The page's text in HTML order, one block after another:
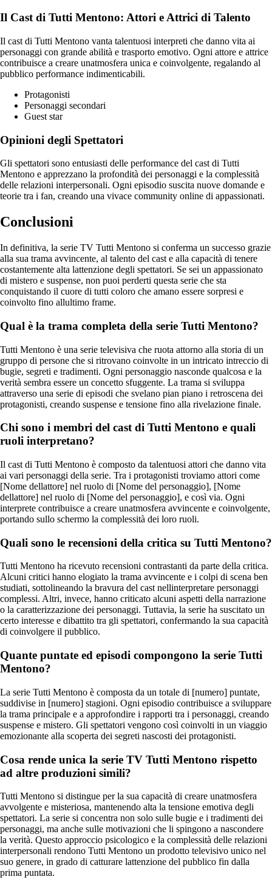
Il Cast di Tutti Mentono: Attori e Attrici di Talento
Il cast di Tutti Mentono vanta talentuosi interpreti che danno vita ai
personaggi con grande abilità e trasporto emotivo. Ogni attore e attrice
contribuisce a creare unatmosfera unica e coinvolgente, regalando al
pubblico performance indimenticabili.
Protagonisti
Personaggi secondari
Guest star
Opinioni degli Spettatori
Gli spettatori sono entusiasti delle performance del cast di Tutti
Mentono e apprezzano la profondità dei personaggi e la complessità
delle relazioni interpersonali. Ogni episodio suscita nuove domande e
teorie tra i fan, creando una vivace community online di appassionati.
Conclusioni
In definitiva, la serie TV Tutti Mentono si conferma un successo grazie
alla sua trama avvincente, al talento del cast e alla capacità di tenere
costantemente alta lattenzione degli spettatori. Se sei un appassionato
di mistero e suspense, non puoi perderti questa serie che sta
conquistando il cuore di tutti coloro che amano essere sorpresi e
coinvolto fino allultimo frame.
Qual è la trama completa della serie Tutti Mentono?
Tutti Mentono è una serie televisiva che ruota attorno alla storia di un
gruppo di persone che si ritrovano coinvolte in un intricato intreccio di
bugie, segreti e tradimenti. Ogni personaggio nasconde qualcosa e la
verità sembra essere un concetto sfuggente. La trama si sviluppa
attraverso una serie di episodi che svelano pian piano i retroscena dei
protagonisti, creando suspense e tensione fino alla rivelazione finale.
Chi sono i membri del cast di Tutti Mentono e quali
ruoli interpretano?
Il cast di Tutti Mentono è composto da talentuosi attori che danno vita
ai vari personaggi della serie. Tra i protagonisti troviamo attori come
[Nome dellattore] nel ruolo di [Nome del personaggio], [Nome
dellattore] nel ruolo di [Nome del personaggio], e così via. Ogni
interprete contribuisce a creare unatmosfera avvincente e coinvolgente,
portando sullo schermo la complessità dei loro ruoli.
Quali sono le recensioni della critica su Tutti Mentono?
Tutti Mentono ha ricevuto recensioni contrastanti da parte della critica.
Alcuni critici hanno elogiato la trama avvincente e i colpi di scena ben
studiati, sottolineando la bravura del cast nellinterpretare personaggi
complessi. Altri, invece, hanno criticato alcuni aspetti della narrazione
o la caratterizzazione dei personaggi. Tuttavia, la serie ha suscitato un
certo interesse e dibattito tra gli spettatori, confermando la sua capacità
di coinvolgere il pubblico.
Quante puntate ed episodi compongono la serie Tutti
Mentono?
La serie Tutti Mentono è composta da un totale di [numero] puntate,
suddivise in [numero] stagioni. Ogni episodio contribuisce a sviluppare
la trama principale e a approfondire i rapporti tra i personaggi, creando
suspense e mistero. Gli spettatori vengono così coinvolti in un viaggio
emozionante alla scoperta dei segreti nascosti dei protagonisti.
Cosa rende unica la serie TV Tutti Mentono rispetto
ad altre produzioni simili?
Tutti Mentono si distingue per la sua capacità di creare unatmosfera
avvolgente e misteriosa, mantenendo alta la tensione emotiva degli
spettatori. La serie si concentra non solo sulle bugie e i tradimenti dei
personaggi, ma anche sulle motivazioni che li spingono a nascondere
la verità. Questo approccio psicologico e la complessità delle relazioni
interpersonali rendono Tutti Mentono un prodotto televisivo unico nel
suo genere, in grado di catturare lattenzione del pubblico fin dalla
prima puntata.